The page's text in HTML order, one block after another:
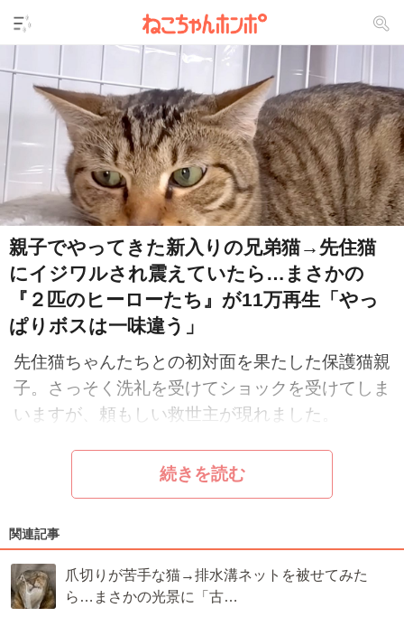
親子でやってきた新入りの兄弟猫→先住猫
にイジワルされ震えていたら…まさかの
『２匹のヒーローたち』が11万再生「やっ
ぱりボスは一味違う」
先住猫ちゃんたちとの初対面を果たした保護猫親
子。さっそく洗礼を受けてショックを受けてしま
いますが、頼もしい救世主が現れました。
続きを読む
関連記事
爪切りが苦手な猫→排水溝ネットを被せてみた
ら…まさかの光景に「古…